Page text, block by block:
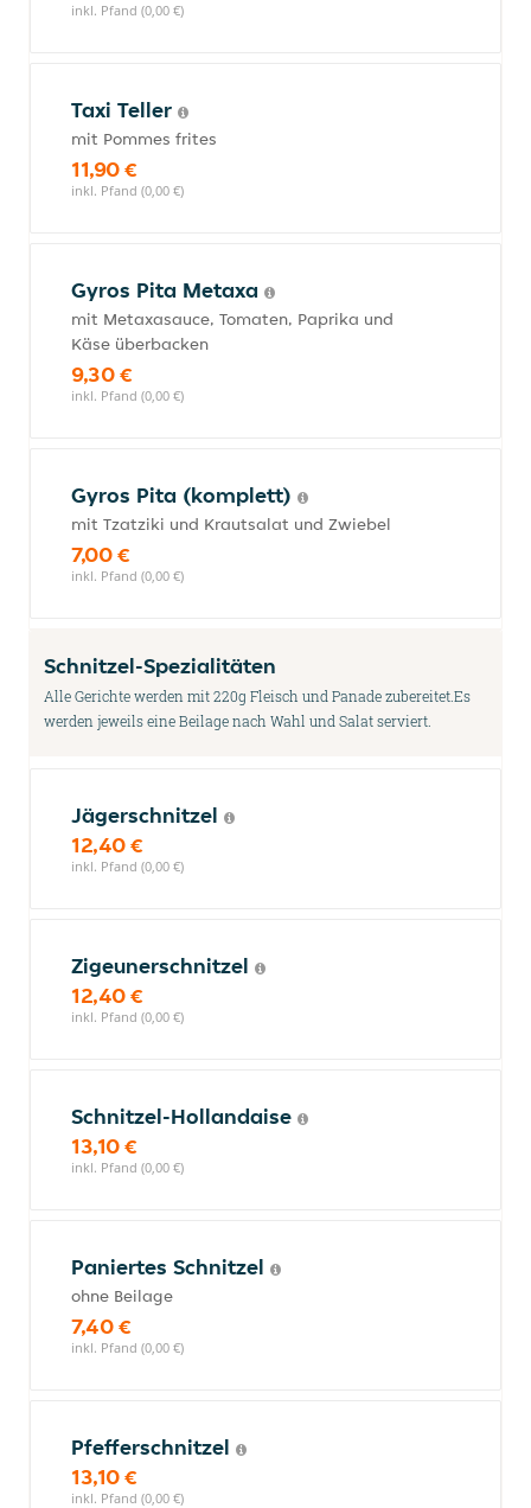
inkl. Pfand (0,00 €)
Taxi Teller
mit Pommes frites
11,90 €
inkl. Pfand (0,00 €)
Gyros Pita Metaxa
mit Metaxasauce, Tomaten, Paprika und
Käse überbacken
9,30 €
inkl. Pfand (0,00 €)
Gyros Pita (komplett)
mit Tzatziki und Krautsalat und Zwiebel
7,00 €
inkl. Pfand (0,00 €)
Schnitzel-Spezialitäten
Alle Gerichte werden mit 220g Fleisch und Panade zubereitet.Es
werden jeweils eine Beilage nach Wahl und Salat serviert.
Jägerschnitzel
12,40 €
inkl. Pfand (0,00 €)
Zigeunerschnitzel
12,40 €
inkl. Pfand (0,00 €)
Schnitzel-Hollandaise
13,10 €
inkl. Pfand (0,00 €)
Paniertes Schnitzel
ohne Beilage
7,40 €
inkl. Pfand (0,00 €)
Pfefferschnitzel
13,10 €
inkl. Pfand (0,00 €)